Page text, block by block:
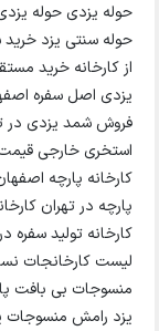
حوله یزدی حوله
حوله سنتی یزد خرید
از کارخانه خرید
یزدی اصل سفره
فروش شمد یزدی در
استخری خارجی
کارخانه پارچه
پارچه در تهران
کارخانه تولید سفره
لیست کارخانجات
منسوجات بی بافت
یزد رامش منسوجات